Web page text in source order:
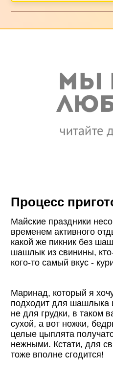
Процесс
Майские праздники
временем активного
какой же пикник без
шашлык из свинины,
кого-то самый вкус -
Маринад, который я
подходит для шашлыка
не для грудки, в таком
сухой, а вот ножки,
целые цыплята
нежными. Кстати, для
тоже вполне сгодится!